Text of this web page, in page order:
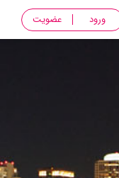
ورود عضویت